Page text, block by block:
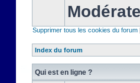
Supprimer tous les cookies du forum
Index du forum
Qui est en ligne ?